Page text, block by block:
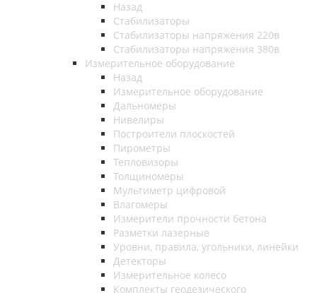
Назад
Стабилизаторы
Стабилизаторы напряжения 220в
Стабилизаторы напряжения 380в
Измерительное оборудование
Назад
Измерительное оборудование
Дальномеры
Нивелиры
Построители плоскостей
Пирометры
Тепловизоры
Толщиномеры
Мультиметр цифровой
Влагомеры
Измерители прочности бетона
Разметки лазерные
Уровни, правила, угольники, линейки
Детекторы
Измерительное колесо
Комплекты геодезического